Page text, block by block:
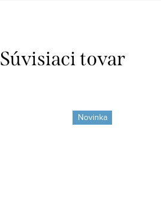
Súvisiaci tovar
Novinka